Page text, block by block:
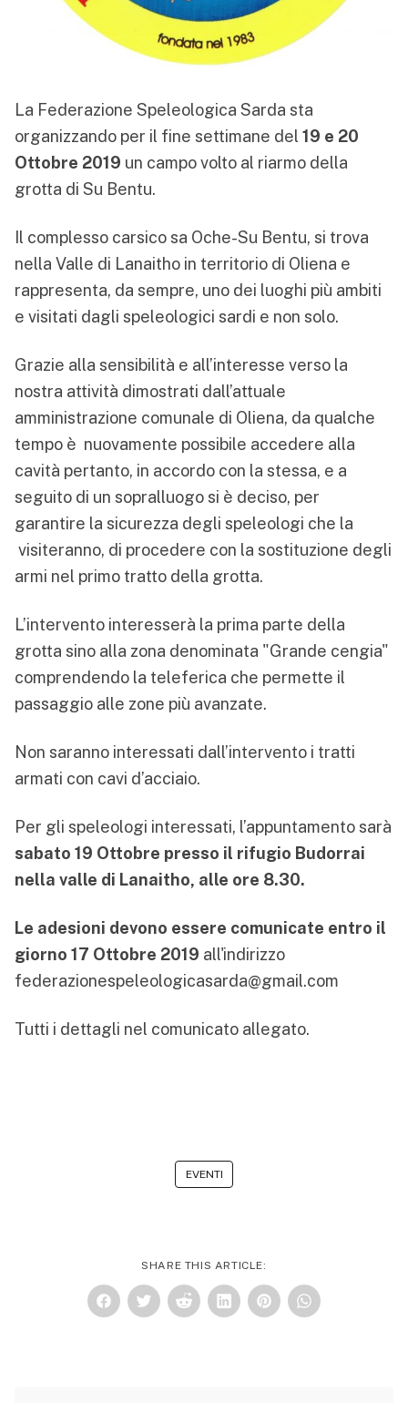
La Federazione Speleologica Sarda sta
organizzando per il fine settimane del 19 e 20
Ottobre 2019 un campo volto al riarmo della
grotta di Su Bentu.
Il complesso carsico sa Oche-Su Bentu, si trova
nella Valle di Lanaitho in territorio di Oliena e
rappresenta, da sempre, uno dei luoghi più ambiti
e visitati dagli speleologici sardi e non solo.
Grazie alla sensibilità e all’interesse verso la
nostra attività dimostrati dall’attuale
amministrazione comunale di Oliena, da qualche
tempo è nuovamente possibile accedere alla
cavità pertanto, in accordo con la stessa, e a
seguito di un sopralluogo si è deciso, per
garantire la sicurezza degli speleologi che la
visiteranno, di procedere con la sostituzione degli
armi nel primo tratto della grotta.
L’intervento interesserà la prima parte della
grotta sino alla zona denominata "Grande cengia"
comprendendo la teleferica che permette il
passaggio alle zone più avanzate.
Non saranno interessati dall’intervento i tratti
armati con cavi d’acciaio.
Per gli speleologi interessati, l’appuntamento sarà
sabato 19 Ottobre presso il rifugio Budorrai
nella valle di Lanaitho, alle ore 8.30.
Le adesioni devono essere comunicate entro il
giorno 17 Ottobre 2019 all'indirizzo
federazionespeleologicasarda@gmail.com
Tutti i dettagli nel comunicato allegato.
EVENTI
SHARE THIS ARTICLE: